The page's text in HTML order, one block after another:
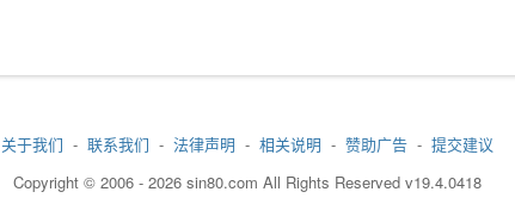
关于我们 - 联系我们 - 法律声明 - 相关说明 - 赞助广告 - 提交建议
Copyright © 2006 - 2026 sin80.com All Rights Reserved v19.4.0418